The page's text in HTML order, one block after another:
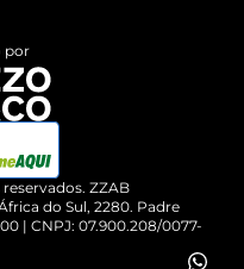
ZZAB
do Sul, 2280. Padre
| CNPJ: 07.900.208/0077-
por